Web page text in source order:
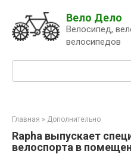
контенту
Вело Дело
Велосипед,
велосипедов
Главная » Дополнительно
Rapha выпускает
велоспорта в